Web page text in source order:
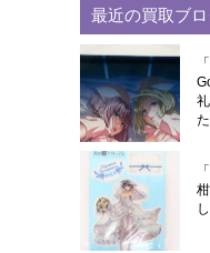
最近の買取ブ
た